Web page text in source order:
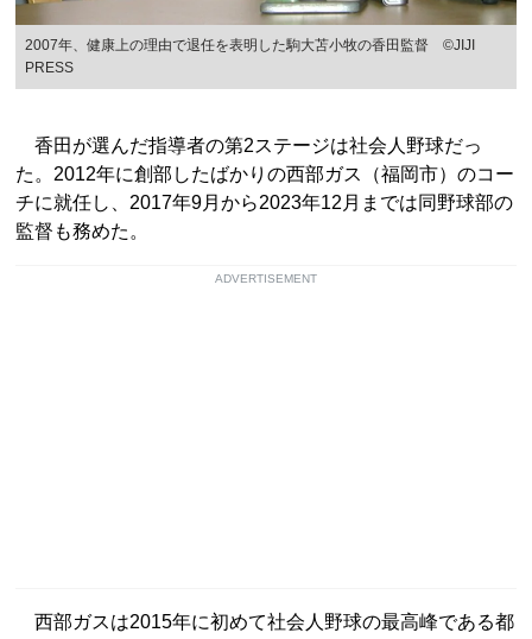
2007年、健康上の理由で退任を表明した駒大苫小牧の香田監督 ©JIJI
PRESS
香田が選んだ指導者の第2ステージは社会人野球だっ
た。2012年に創部したばかりの西部ガス（福岡市）のコー
チに就任し、2017年9月から2023年12月までは同野球部の
監督も務めた。
ADVERTISEMENT
西部ガスは2015年に初めて社会人野球の最高峰である都